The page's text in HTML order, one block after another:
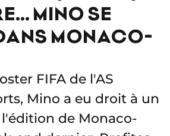
MINO SE
MONACO-
FIFA de l'AS
Mino a eu droit à un
de Monaco-